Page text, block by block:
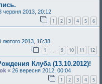
червня 2013, 20:12
1 2 3 4 5 6
лютого 2013, 16:38
1 9 10 11 12
Клуба (13.10.2012)!
« 26 вересня 2012, 00:04
1 2 3 4 5